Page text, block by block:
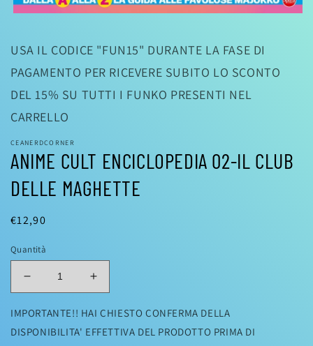
1
finestra
modale
USA IL CODICE "FUN15" DURANTE LA FASE DI
PAGAMENTO PER RICEVERE SUBITO LO SCONTO
DEL 15% SU TUTTI I FUNKO PRESENTI NEL
CARRELLO
CEANERDCORNER
ANIME CULT ENCICLOPEDIA 02-IL CLUB
DELLE MAGHETTE
Prezzo
listino
€12,90
Quantità
Diminuisci
quantità
per
ANIME
Aumenta
quantità
per
ANIME
IMPORTANTE!! HAI CHIESTO CONFERMA DELLA
DISPONIBILITA' EFFETTIVA DEL PRODOTTO PRIMA DI